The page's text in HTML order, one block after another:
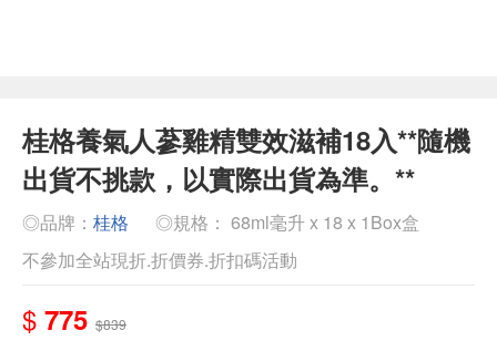
桂格養氣人蔘雞精雙效滋補18入**隨機
出貨不挑款，以實際出貨為準。**
◎品牌： 桂格
◎規格： 68ml毫升 x 18 x 1Box盒
不參加全站現折.折價券.折扣碼活動
$ 775 $839